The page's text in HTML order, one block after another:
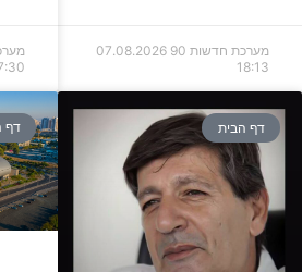
מערכת חדשות 90
07.08.2026
18:13
דף הבית דף